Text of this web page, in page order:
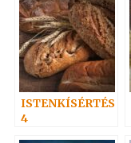
ISTENKÍSÉRTÉS
4